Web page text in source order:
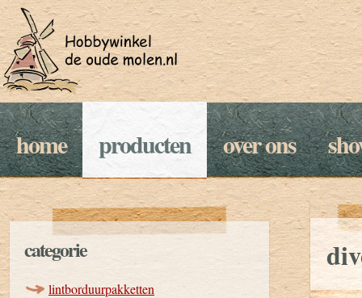
home producten over ons
categorie
lintborduurpakketten